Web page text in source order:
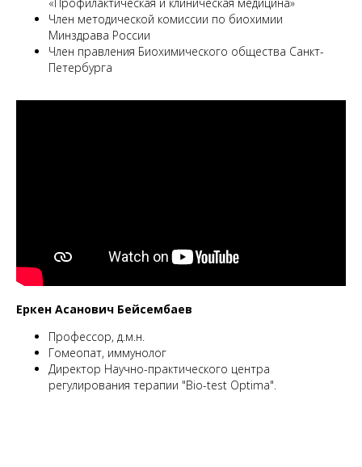
Член методической комиссии по биохимии
Минздрава России
Член правления Биохимического общества Санкт-
Петербурга
Еркен Асанович Бейсембаев
Профессор, д.м.н.
Гомеопат, иммунолог
Директор Научно-практического центра
регулирования терапии "Bio-test Optima".